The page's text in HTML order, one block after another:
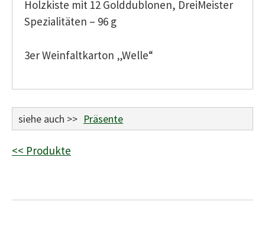
Holzkiste mit 12 Golddublonen, DreiMeister
Spezialitäten – 96 g
3er Weinfaltkarton „Welle“
siehe auch >> Präsente
<< Produkte